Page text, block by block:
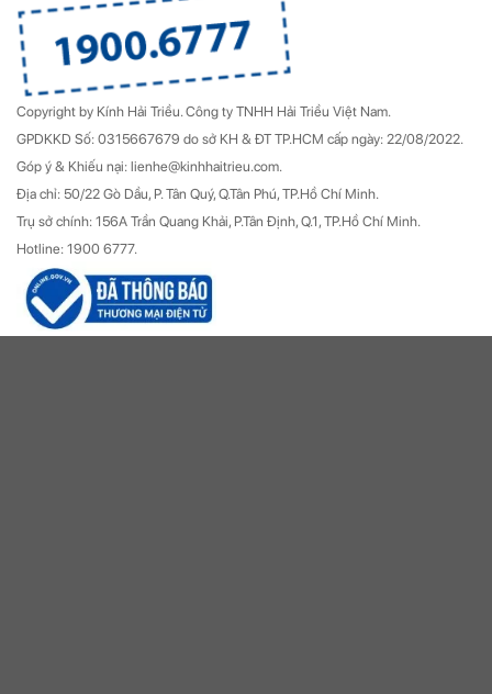
Copyright by Kính Hải Triều. Công ty TNHH Hải Triều Việt Nam.
GPDKKD Số: 0315667679 do sở KH & ĐT TP.HCM cấp ngày: 22/08/2022.
Góp ý & Khiếu nại: lienhe@kinhhaitrieu.com.
Địa chỉ: 50/22 Gò Dầu, P. Tân Quý, Q.Tân Phú, TP.Hồ Chí Minh.
Trụ sở chính: 156A Trần Quang Khải, P.Tân Định, Q.1, TP.Hồ Chí Minh.
Hotline: 1900 6777.